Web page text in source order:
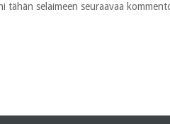
tähän selaimeen seuraavaa